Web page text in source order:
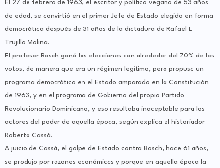
El 27 de febrero de 1963, el escritor y político vegano de 53 años
de edad, se convirtió en el primer Jefe de Estado elegido en forma
democrática después de 31 años de la dictadura de Rafael L.
Trujillo Molina.
El profesor Bosch ganó las elecciones con alrededor del 70% de los
votos, de manera que era un régimen legítimo, pero propuso un
programa democrático en el Estado amparado en la Constitución
de 1963, y en el programa de Gobierno del propio Partido
Revolucionario Dominicano, y eso resultaba inaceptable para los
actores del poder de aquella época, según explica el historiador
Roberto Cassá.
A juicio de Cassá, el golpe de Estado contra Bosch, hace 61 años,
se produjo por razones económicas y porque en aquella época la